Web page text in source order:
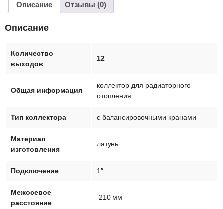
латуни
для
отопления
выходов
ASB
52343-
Описание Отзывы (0)
Описание
Количество
выходов
12
Общая информация
коллектор для радиаторного
отопления
Тип коллектора с балансировочными кранами
Материал
изготовления
латунь
Подключение 1″
Межосевое
расстояние
210 мм